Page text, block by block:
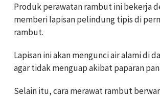
Produk perawatan rambut ini bekerja
memberi lapisan pelindung tipis di
rambut.
Lapisan ini akan mengunci air alami di
agar tidak menguap akibat paparan
Selain itu, cara merawat rambut